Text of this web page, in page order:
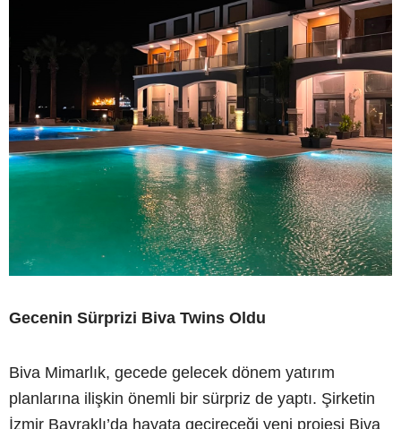
Gecenin Sürprizi Biva Twins Oldu
Biva Mimarlık, gecede gelecek dönem yatırım
planlarına ilişkin önemli bir sürpriz de yaptı. Şirketin
İzmir Bayraklı’da hayata geçireceği yeni projesi Biva